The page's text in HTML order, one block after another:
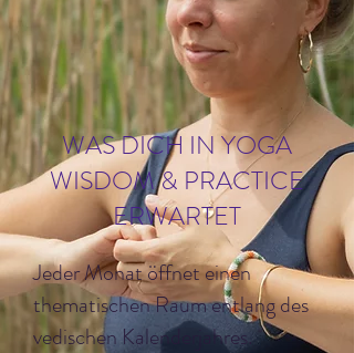
WAS DICH IN YOGA
WISDOM & PRACTICE
ERWARTET
Jeder Monat öffnet einen
thematischen Raum entlang des
vedischen Kalenderjahres.